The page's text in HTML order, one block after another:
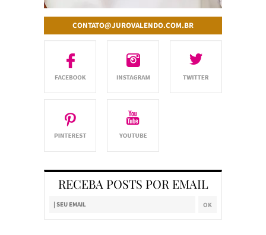
CONTATO@JUROVALENDO.COM.BR
RECEBA POSTS POR EMAIL